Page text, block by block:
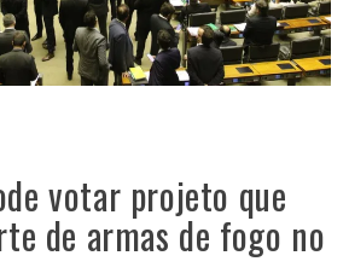
votar projeto que
de armas de fogo no